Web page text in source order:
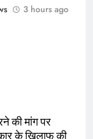
3 hours ago
की मांग पर
के खिलाफ की